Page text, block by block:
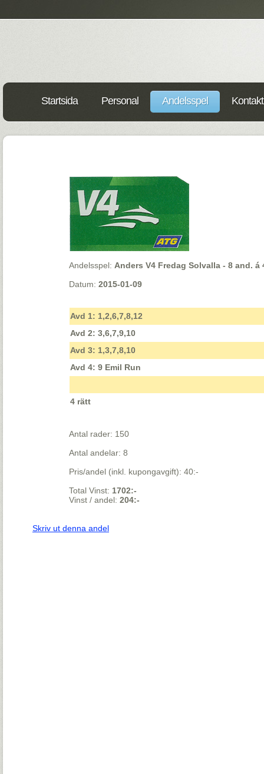
Startsida Personal Andelsspel
Andelsspel: Anders V4 Fredag Solvalla - 8 and. á
Datum:2015-01-09
Avd 1: 1,2,6,7,8,12
Avd 2: 3,6,7,9,10
Avd 3: 1,3,7,8,10
Avd 4: 9 Emil Run
4 rätt
Antal rader: 150
Antal andelar: 8
Pris/andel (inkl. kupongavgift): 40:-
Total Vinst: 1702:-
Vinst / andel:204:-
Skriv ut denna andel